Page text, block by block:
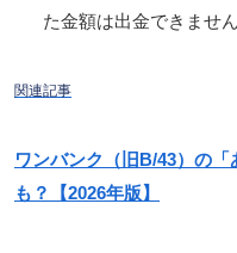
た金額は出金できません
関連記事
ワンバンク（旧B/43）の
も？【2026年版】